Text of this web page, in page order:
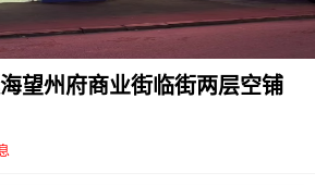
望州府商业街临街两层空铺